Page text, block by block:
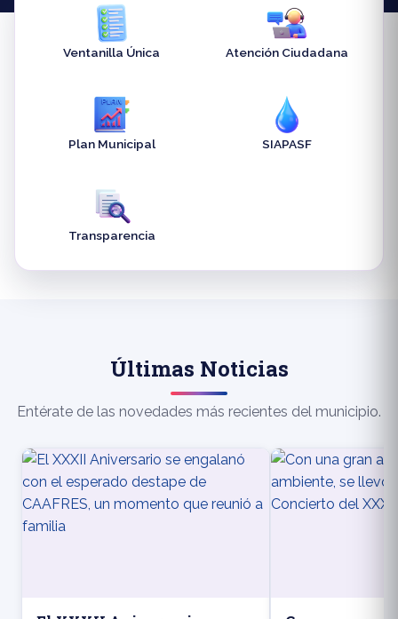
Ventanilla Única Atención Ciudadana
Plan Municipal SIAPASF
Transparencia
Últimas Noticias
Entérate de las novedades más recientes del municipio.